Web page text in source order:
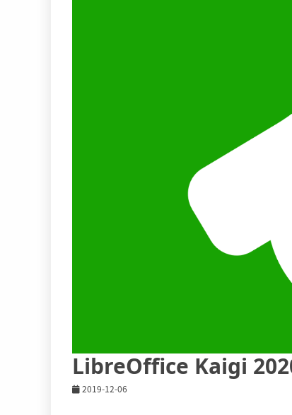
LibreOffice Kaigi
2019-12-06